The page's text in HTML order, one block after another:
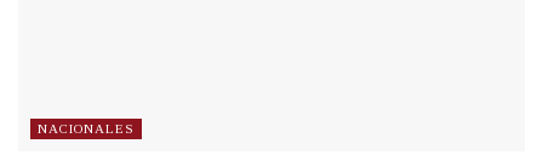
NACIONALES